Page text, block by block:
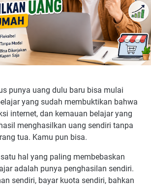
dari Kamar Sendiri
Internet dan Smartphone
Sebaiknya Belajar Berbisnis Sejak Dini
Sejak Usia Muda
Uang Lebih Awal
Mental Entrepreneur
Bisnis Tanpa Modal
Kecil
dari Kamar Sendiri
Pelajar Tanpa Modal yang
punya uang dulu baru bisa mulai
yang sudah membuktikan bahwa
internet, dan kemauan belajar yang
menghasilkan uang sendiri tanpa
tua. Kamu pun bisa.
hal yang paling membebaskan
adalah punya penghasilan sendiri.
sendiri, bayar kuota sendiri, bahkan